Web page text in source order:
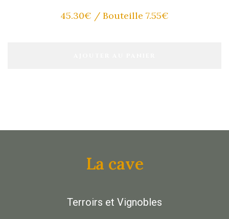
45.30€ / Bouteille 7.55€
La cave
Terroirs et Vignobles